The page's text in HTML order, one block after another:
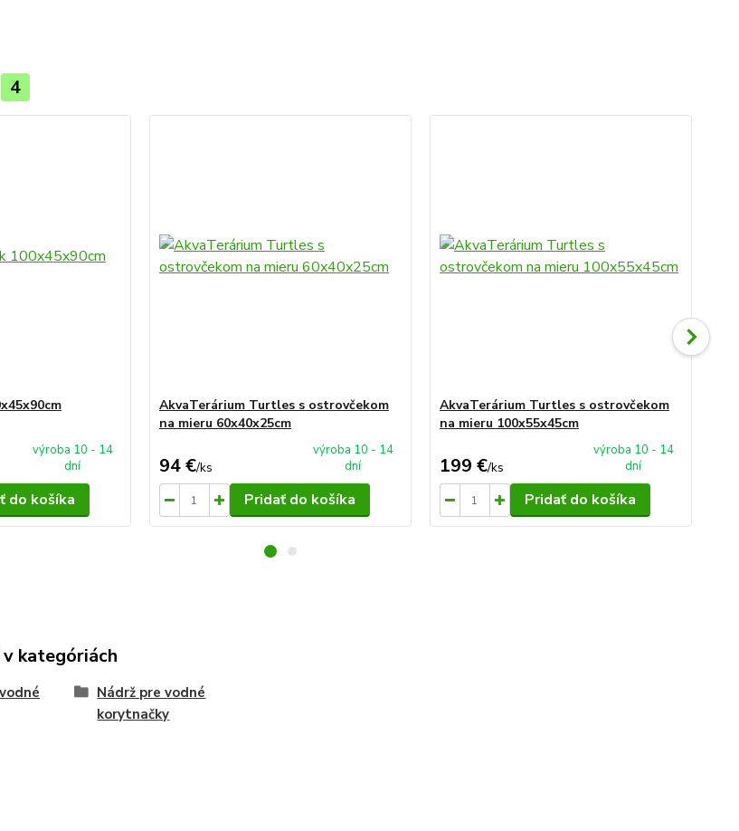
4
výroba 10 - 14
dní
do košíka
AkvaTerárium Turtles s ostrovčekom
na mieru 60x40x25cm
94 €/ks
výroba 10 - 14
dní
Pridať do košíka
AkvaTerárium Turtles s ostrovčekom
na mieru 100x55x45cm
199 €/ks
výroba 10 - 14
dní
Pridať do košíka
kategóriách
Nádrž pre vodné
korytnačky